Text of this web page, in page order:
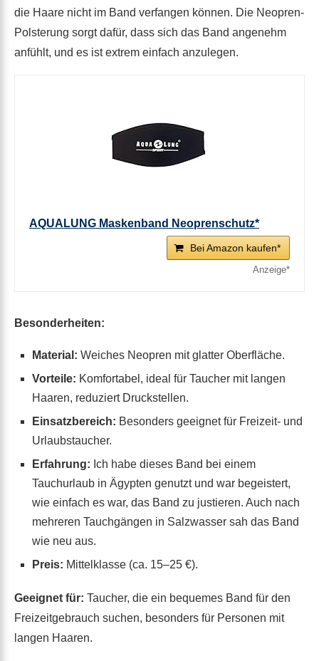
die Haare nicht im Band verfangen können. Die Neopren-
Polsterung sorgt dafür, dass sich das Band angenehm
anfühlt, und es ist extrem einfach anzulegen.
AQUALUNG Maskenband Neoprenschutz*
Bei Amazon kaufen*
Besonderheiten:
Material: Weiches Neopren mit glatter Oberfläche.
Vorteile: Komfortabel, ideal für Taucher mit langen
Haaren, reduziert Druckstellen.
Einsatzbereich: Besonders geeignet für Freizeit- und
Urlaubstaucher.
Erfahrung: Ich habe dieses Band bei einem
Tauchurlaub in Ägypten genutzt und war begeistert,
wie einfach es war, das Band zu justieren. Auch nach
mehreren Tauchgängen in Salzwasser sah das Band
wie neu aus.
Preis: Mittelklasse (ca. 15–25 €).
Geeignet für: Taucher, die ein bequemes Band für den
Freizeitgebrauch suchen, besonders für Personen mit
langen Haaren.